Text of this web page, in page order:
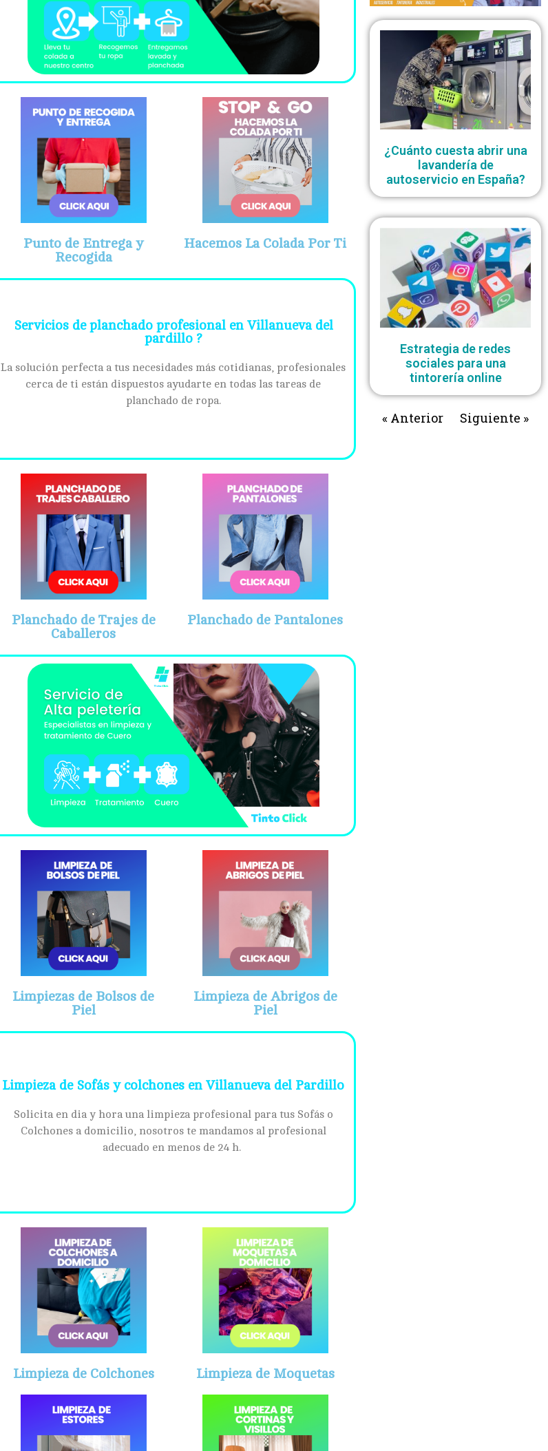
Punto de Entrega y
Recogida
Hacemos La Colada Por Ti
Servicios de planchado profesional en Villanueva del
pardillo ?
La solución perfecta a tus necesidades más cotidianas, profesionales
cerca de ti están dispuestos ayudarte en todas las tareas de
planchado de ropa.
Planchado de Trajes de
Caballeros
Planchado de Pantalones
Limpiezas de Bolsos de
Piel
Limpieza de Abrigos de
Piel
Limpieza de Sofás y colchones en Villanueva del Pardillo
Solicita en dia y hora una limpieza profesional para tus Sofás o
Colchones a domicilio, nosotros te mandamos al profesional
adecuado en menos de 24 h.
Limpieza de Colchones Limpieza de Moquetas
¿Cuánto cuesta abrir una
lavandería de
autoservicio en España?
Estrategia de redes
sociales para una
tintorería online
« Anterior Siguiente »